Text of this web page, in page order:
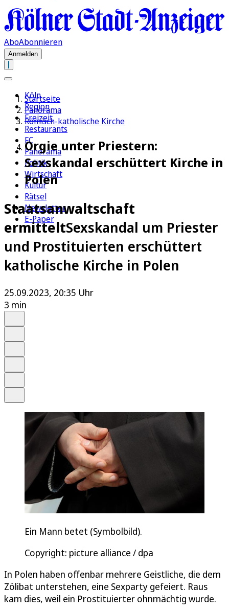
AboAbonnieren
Anmelden
Köln
Region
Freizeit
Restaurants
FC
Panorama
Politik
Wirtschaft
Kultur
Rätsel
Newsletter
E-Paper
Startseite
Panorama
Römisch-katholische Kirche
Orgie unter Priestern:
Sexskandal erschüttert Kirche in
Polen
Staatsanwaltschaft
ermitteltSexskandal um Priester
und Prostituierten erschüttert
katholische Kirche in Polen
25.09.2023, 20:35 Uhr
3 min
Ein Mann betet (Symbolbild).
Copyright: picture alliance / dpa
In Polen haben offenbar mehrere Geistliche, die dem
Zölibat unterstehen, eine Sexparty gefeiert. Raus
kam dies, weil ein Prostituierter ohnmächtig wurde.